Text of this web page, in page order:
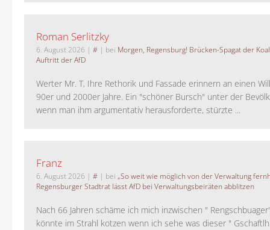
Roman Serlitzky
6. August 2026 | # | bei Morgen, Regensburg! Brücken-Spagat der
Auftritt der AfD
Werter Mr. T, Ihre Rethorik und Fassade erinnern an einen
90er und 2000er Jahre. Ein "schöner Bursch" unter der
wenn man ihm argumentativ herausforderte, stürzte ...
Franz
6. August 2026 | # | bei „So weit wie möglich von der Verwaltung
Regensburger Stadtrat lässt AfD bei Verwaltungsbeiräten abblitzen
Nach 66 Jahren schäme ich mich inzwischen "
könnte im Strahl kotzen wenn ich sehe was dieser "